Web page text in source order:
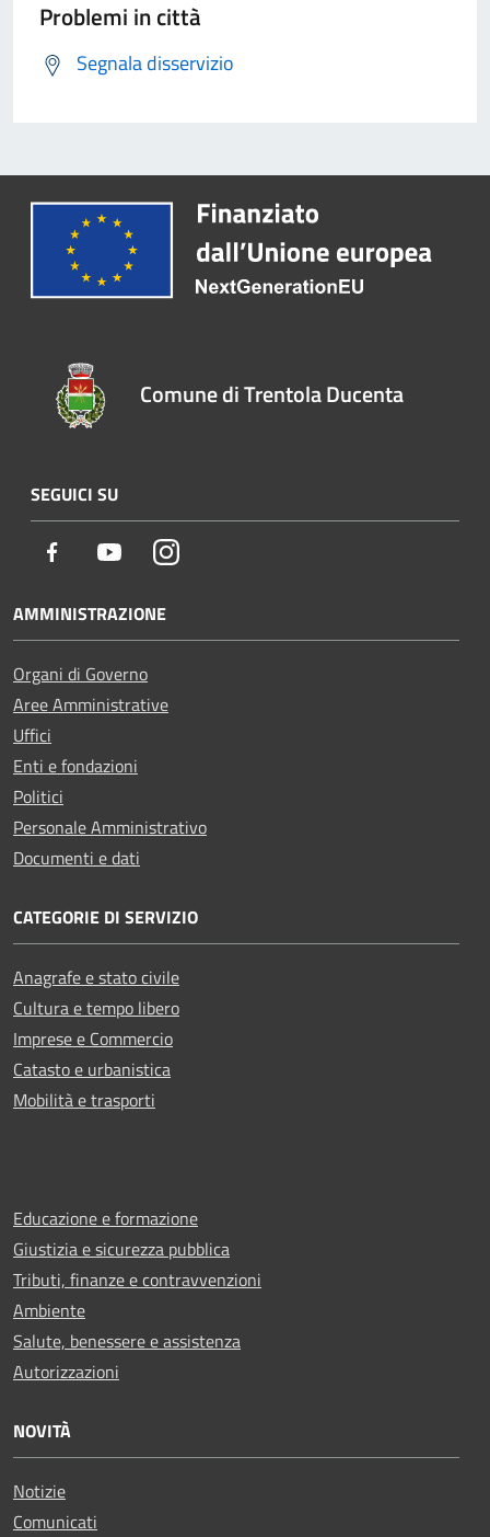
Problemi in città
Segnala disservizio
Comune di Trentola Ducenta
SEGUICI SU
Facebook YoutubeInstagram
AMMINISTRAZIONE
Organi di Governo
Aree Amministrative
Uffici
Enti e fondazioni
Politici
Personale Amministrativo
Documenti e dati
CATEGORIE DI SERVIZIO
Anagrafe e stato civile
Cultura e tempo libero
Imprese e Commercio
Catasto e urbanistica
Mobilità e trasporti
Educazione e formazione
Giustizia e sicurezza pubblica
Tributi, finanze e contravvenzioni
Ambiente
Salute, benessere e assistenza
Autorizzazioni
NOVITÀ
Notizie
Comunicati